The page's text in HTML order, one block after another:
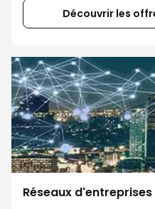
Découvrir les
Réseaux d'entreprises